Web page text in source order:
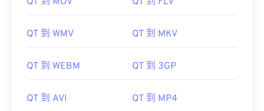
QT 到 WMV QT 到 MKV
QT 到 WEBM QT 到 3GP
QT 到 AVI QT 到 MP4